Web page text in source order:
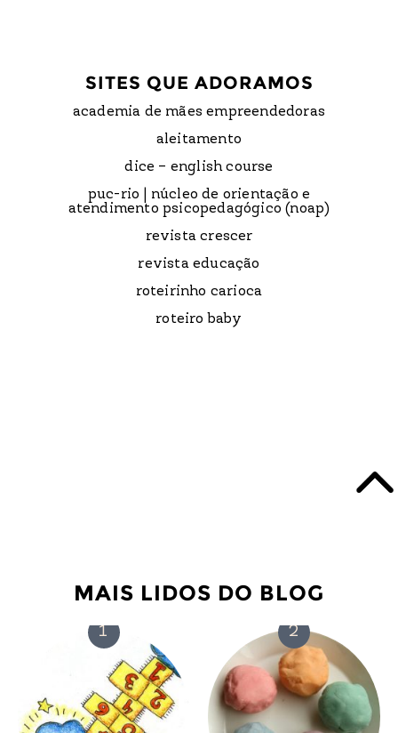
SITES QUE ADORAMOS
academia de mães empreendedoras
aleitamento
dice – english course
puc-rio | núcleo de orientação e
atendimento psicopedagógico (noap)
revista crescer
revista educação
roteirinho carioca
roteiro baby
MAIS LIDOS DO BLOG